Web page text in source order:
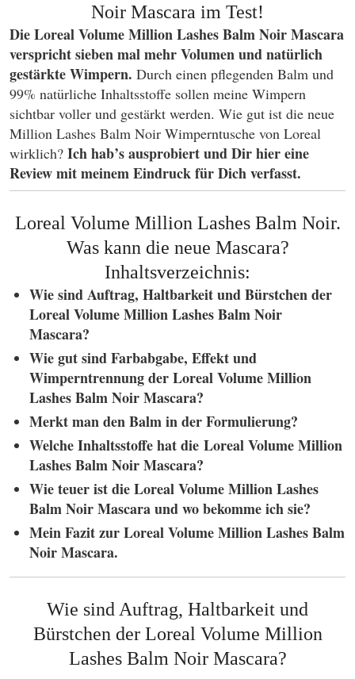
Noir Mascara im Test!
Die Loreal Volume Million Lashes Balm Noir Mascara
verspricht sieben mal mehr Volumen und natürlich
gestärkte Wimpern. Durch einen pflegenden Balm und
99% natürliche Inhaltsstoffe sollen meine Wimpern
sichtbar voller und gestärkt werden. Wie gut ist die neue
Million Lashes Balm Noir Wimperntusche von Loreal
wirklich? Ich hab’s ausprobiert und Dir hier eine
Review mit meinem Eindruck für Dich verfasst.
Loreal Volume Million Lashes Balm Noir.
Was kann die neue Mascara?
Inhaltsverzeichnis:
Wie sind Auftrag, Haltbarkeit und Bürstchen der
Loreal Volume Million Lashes Balm Noir
Mascara?
Wie gut sind Farbabgabe, Effekt und
Wimperntrennung derLoreal Volume Million
Lashes Balm Noir Mascara?
Merkt man den Balm in der Formulierung?
Welche Inhaltsstoffe hat die Loreal Volume Million
Lashes Balm Noir Mascara?
Wie teuer ist dieLoreal Volume Million Lashes
Balm Noir Mascara und wo bekomme ich sie?
Mein Fazit zur Loreal Volume Million Lashes Balm
Noir Mascara.
Wie sind Auftrag, Haltbarkeit und
Bürstchen der Loreal Volume Million
Lashes Balm Noir Mascara?